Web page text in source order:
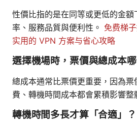
性價比指的是在同等或更低的金
率、服務品質與便利性。 免费梯
实用的 VPN 方案与省心攻略
選擇機場時，票價與總成本
總成本通常比票價更重要，因為
費、轉機時間成本都會累積影響整
轉機時間多長才算「合適」？